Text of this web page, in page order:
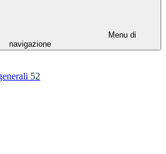
Menu di
navigazione
52